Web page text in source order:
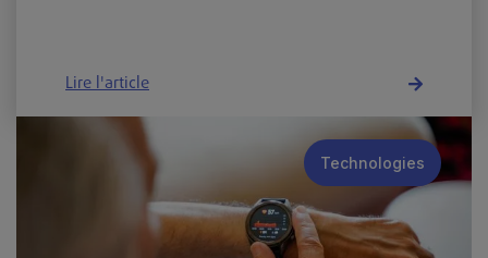
Lire l'article
Technologies